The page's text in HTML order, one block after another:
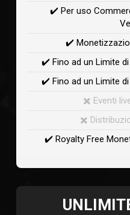
✔️ Per uso
✔️
✔️ Fino ad un Limite di
✔️ Fino ad un Limite di
✖️ Eventi
✖️
✔️ Royalty Free